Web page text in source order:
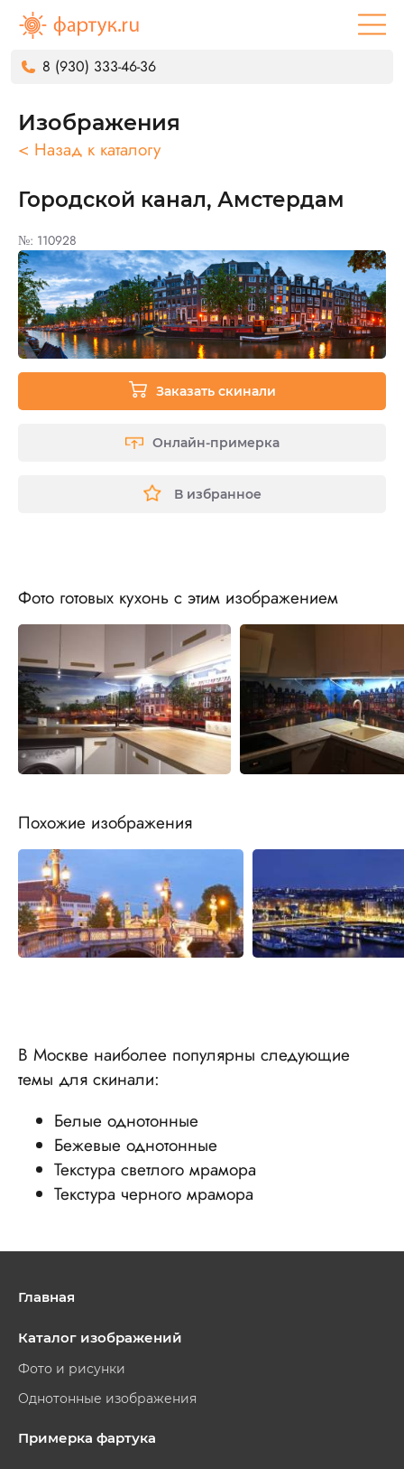
8 (930) 333-46-36
Изображения
< Назад к каталогу
Городской канал, Амстердам
№: 110928
Заказать скинали
Онлайн-примерка
В избранное
Фото готовых кухонь с этим изображением
Похожие изображения
В Москве наиболее популярны следующие
темы для скинали:
Белые однотонные
Бежевые однотонные
Текстура светлого мрамора
Текстура черного мрамора
Главная
Каталог изображений
Фото и рисунки
Однотонные изображения
Примерка фартука